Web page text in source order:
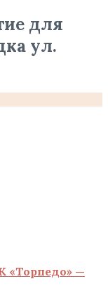
для
ул.
«Торпедо» —